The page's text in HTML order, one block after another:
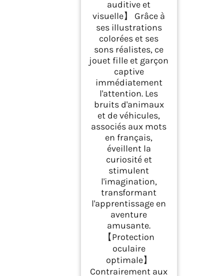
auditive et
visuelle】 Grâce à
ses illustrations
colorées et ses
sons réalistes, ce
jouet fille et garçon
captive
immédiatement
l'attention. Les
bruits d'animaux
et de véhicules,
associés aux mots
en français,
éveillent la
curiosité et
stimulent
l'imagination,
transformant
l'apprentissage en
aventure
amusante.
【Protection
oculaire
optimale】
Contrairement aux